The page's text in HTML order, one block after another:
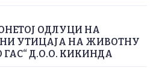
ОДЛУЦИ НА
УТИЦАЈА НА ЖИВОТНУ
ГАС“ Д.О.О. КИКИНДА